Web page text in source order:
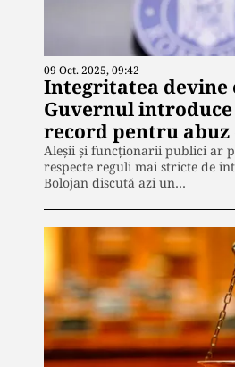
09 Oct. 2025, 09:42
Integritatea devine
Guvernul
record pentru abuz
Aleșii și funcționarii publici ar
respecte reguli mai stricte de
Bolojan discută azi un…